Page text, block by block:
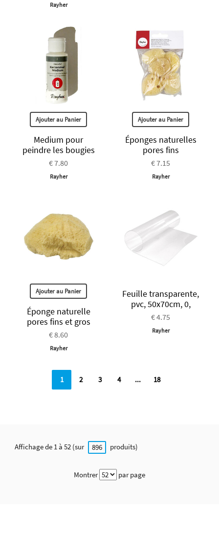
Rayher
Ajouter au Panier
Medium pour
peindre les bougies
€ 7.80
Rayher
Ajouter au Panier
Éponges naturelles
pores fins
€ 7.15
Rayher
Ajouter au Panier
Éponge naturelle
pores fins et gros
€ 8.60
Rayher
Feuille transparente,
pvc, 50x70cm, 0,
€ 4.75
Rayher
1 2 3 4 ... 18
Affichage de 1 à 52 (sur 896 produits)
Montrer par page